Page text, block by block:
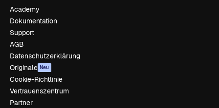
Academy
Dokumentation
Support
AGB
Datenschutzerklärung
Originale Neu
Cookie-Richtlinie
Vertrauenszentrum
Partner